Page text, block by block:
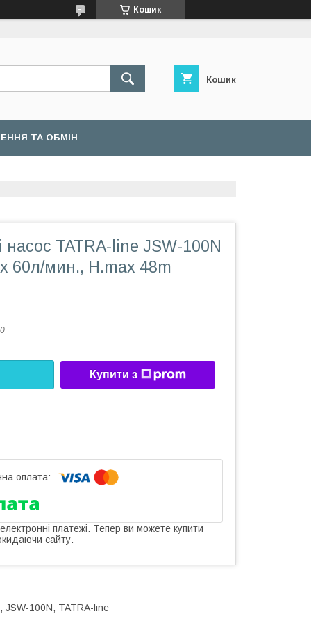
Кошик
Кошик
ТА ОБМІН
TATRA-line JSW-100N
60л/мин., H.max 48m
Купити з
платежі. Тепер ви можете купити
сайту.
JSW-100N, TATRA-line